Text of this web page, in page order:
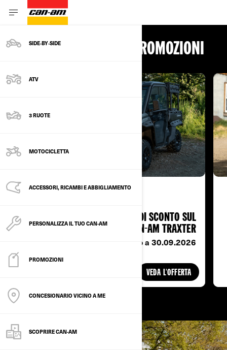
SIDE‑BY‑SIDE
ATV
3 RUOTE
MOTOCICLETTA
ACCESSORI, RICAMBI E ABBIGLIAMENTO
PERSONALIZZA IL TUO CAN-AM
PROMOZIONI
CONCESIONARIO VICINO A ME
SCOPRIRE CAN-AM
SCOPRI LE NOSTRE PROMOZIONI
FINO A 2.250 € DI SCONTO SUL
VOSTRO NUOVO CAN-AM TRAXTER
L'offerta è valida fino a 30.09.2026
VEDA L'OFFERTA